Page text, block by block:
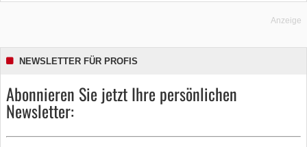
Anzeige
NEWSLETTER FÜR PROFIS
Abonnieren Sie jetzt Ihre persönlichen
Newsletter: